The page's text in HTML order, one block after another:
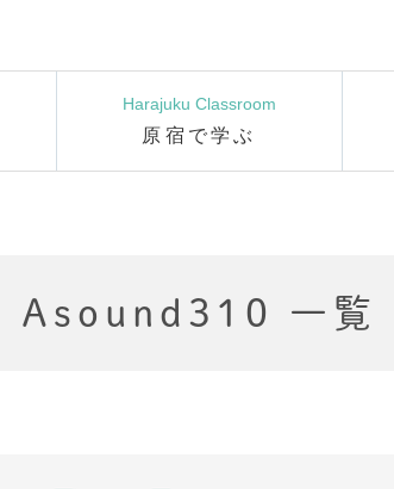
Harajuku Classroom
原宿で学ぶ
Asound310 一覧